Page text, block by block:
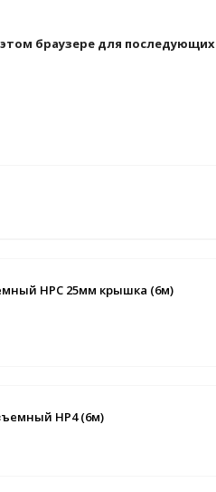
браузере для последующих
НРС 25мм крышка (6м)
НР4 (6м)